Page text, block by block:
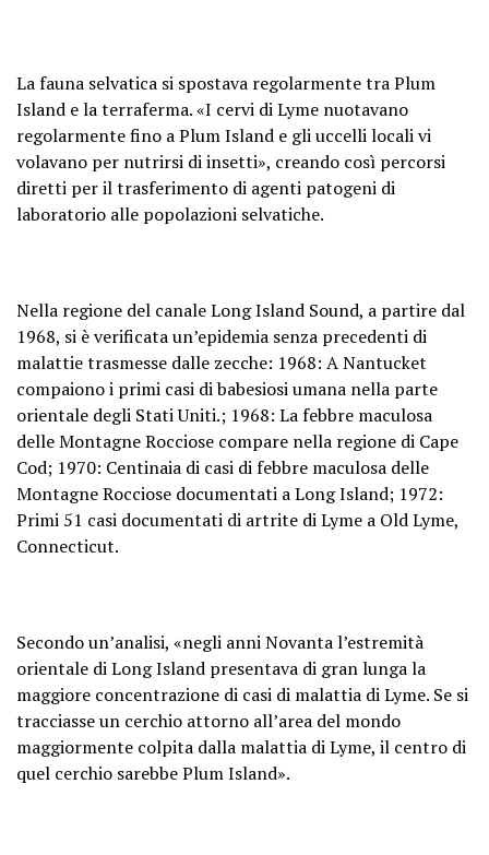
La fauna selvatica si spostava regolarmente tra Plum
Island e la terraferma. «I cervi di Lyme nuotavano
regolarmente fino a Plum Island e gli uccelli locali vi
volavano per nutrirsi di insetti», creando così percorsi
diretti per il trasferimento di agenti patogeni di
laboratorio alle popolazioni selvatiche.
Nella regione del canale Long Island Sound, a partire dal
1968, si è verificata un’epidemia senza precedenti di
malattie trasmesse dalle zecche: 1968: A Nantucket
compaiono i primi casi di babesiosi umana nella parte
orientale degli Stati Uniti.; 1968: La febbre maculosa
delle Montagne Rocciose compare nella regione di Cape
Cod; 1970: Centinaia di casi di febbre maculosa delle
Montagne Rocciose documentati a Long Island; 1972:
Primi 51 casi documentati di artrite di Lyme a Old Lyme,
Connecticut.
Secondo un’analisi, «negli anni Novanta l’estremità
orientale di Long Island presentava di gran lunga la
maggiore concentrazione di casi di malattia di Lyme. Se si
tracciasse un cerchio attorno all’area del mondo
maggiormente colpita dalla malattia di Lyme, il centro di
quel cerchio sarebbe Plum Island».